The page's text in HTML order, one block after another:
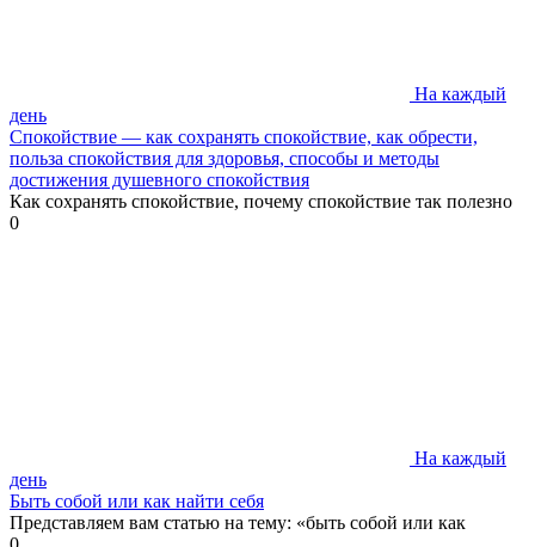
На каждый
день
Спокойствие — как сохранять спокойствие, как обрести,
польза спокойствия для здоровья, способы и методы
достижения душевного спокойствия
Как сохранять спокойствие, почему спокойствие так полезно
0
На каждый
день
Быть собой или как найти себя
Представляем вам статью на тему: «быть собой или как